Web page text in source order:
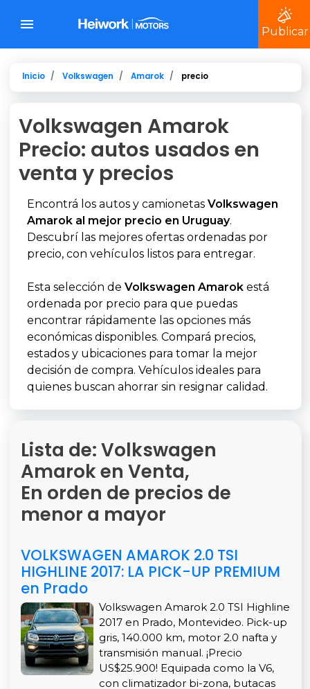
Publicar
Inicio Volkswagen Amarok precio
Volkswagen Amarok
Precio: autos usados en
venta y precios
Encontrá los autos y camionetas Volkswagen
Amarok al mejor precio en Uruguay.
Descubrí las mejores ofertas ordenadas por
precio, con vehículos listos para entregar.
Esta selección de Volkswagen Amarokestá
ordenada por precio para que puedas
encontrar rápidamente las opciones más
económicas disponibles. Compará precios,
estados y ubicaciones para tomar la mejor
decisión de compra. Vehículos ideales para
quienes buscan ahorrar sin resignar calidad.
Lista de: Volkswagen
Amarok en Venta,
En orden de precios de
menor a mayor
VOLKSWAGEN AMAROK 2.0 TSI
HIGHLINE 2017: LA PICK-UP PREMIUM
en Prado
Volkswagen Amarok 2.0 TSI Highline
2017 en Prado, Montevideo. Pick-up
gris, 140.000 km, motor 2.0 nafta y
transmisión manual. ¡Precio
US$25.900! Equipada como la V6,
con climatizador bi-zona, butacas